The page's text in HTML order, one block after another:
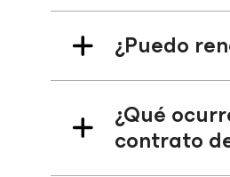
¿Puedo
¿Qué
contrato